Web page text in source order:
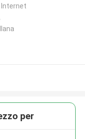
Internet
per